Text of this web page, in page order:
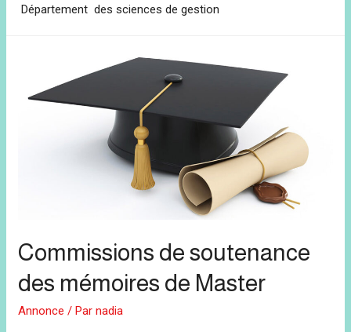
Département des sciences de gestion
Commissions de soutenance
des mémoires de Master
Annonce / Parnadia